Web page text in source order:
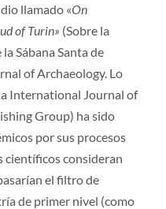
llamado «On
of Turin» (Sobre la
Sábana Santa de
of Archaeology. Lo
International Journal of
Group) ha sido
por sus procesos
científicos consideran
el filtro de
de primer nivel (como